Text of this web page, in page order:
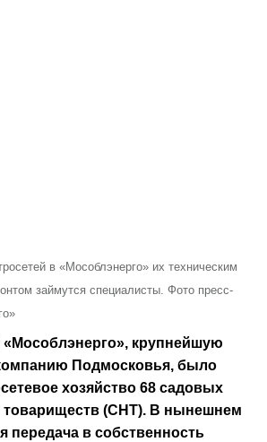
в «Мособлэнерго» их техническим
займутся специалисты. Фото пресс-
«Мособлэнерго», крупнейшую
Подмосковья, было
хозяйство 68 садовых
товариществ (СНТ). В нынешнем
передача в собственность